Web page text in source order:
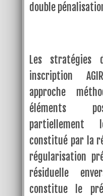
double
Les stratégies
inscription
approche
éléments
constitué par la
régularisation
résiduelle
constitue le